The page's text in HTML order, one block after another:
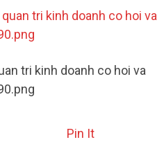
tri kinh doanh co hoi va
Pin It